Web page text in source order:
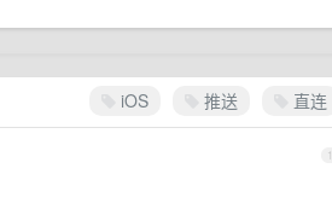
iOS 推送 直连
1